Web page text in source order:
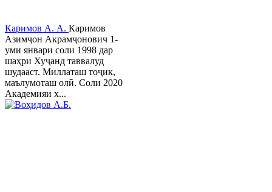
Каримов А. А. Каримов
Азимҷон Акрамҷонович 1-
уми январи соли 1998 дар
шаҳри Хуҷанд таввалуд
шудааст. Миллаташ тоҷик,
маълумоташ олӣ. Соли 2020
Академияи х...